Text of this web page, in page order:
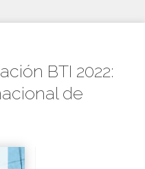
BTI 2022:
de